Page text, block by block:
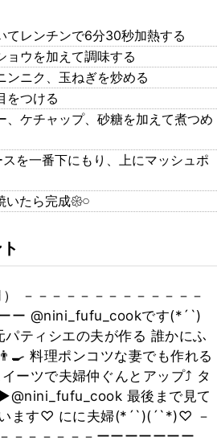
レンチンで6分30秒加熱する
ウを加えて調味する
ニク、玉ねぎを炒める
つける
ケチャップ、砂糖を加えて煮つめ
を一番下にもり、上にマッシュポ
いたら完成𑁍𓏸
－－－－－－－－－－－－－
ー @nini_fufu_cookです(*´`)
ティシエの夫が作る 誰かにふ
料理ポンコツな妻でも作れる
ーツで夫婦仲ぐんとアップ⤴ タ
最後まで見て
います♡ にに夫婦(*´`)(´`*)♡ －
－－－－－－ーーーーーーー